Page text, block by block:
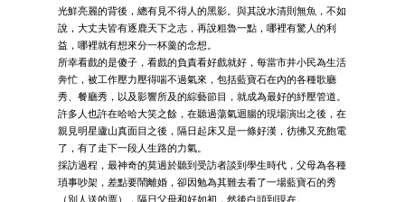
光鮮亮麗的背後，總有見不得人的黑影。與其說水清則無魚，不如
說，大丈夫皆有逐鹿天下之志，再說粗魯一點，哪裡有驚人的利
益，哪裡就有想來分一杯羹的念想。
所幸看戲的是傻子，看戲的負責看好戲就好，每當市井小民為生活
奔忙，被工作壓力壓得喘不過氣來，包括藍寶石在內的各種歌廳
秀、餐廳秀，以及影響所及的綜藝節目，就成為最好的紓壓管道。
許多人也許在哈哈大笑之餘，在聽過蕩氣迴腸的現場演出之後，在
親見明星廬山真面目之後，隔日起床又是一條好漢，彷彿又充飽電
了，有了走下一段人生路的力氣。
採訪過程，最神奇的莫過於聽到受訪者談到學生時代，父母為各種
瑣事吵架，差點要鬧離婚，卻因勉為其難去看了一場藍寶石的秀
（別人送的票），隔日父母和好如初，然後白頭到現在。